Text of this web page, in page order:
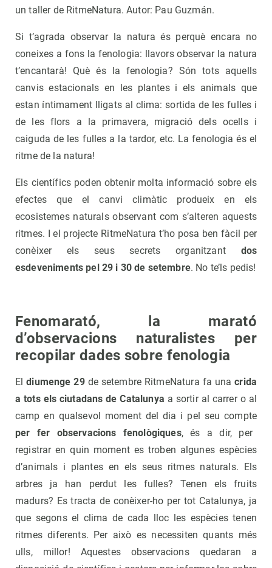
un taller de RitmeNatura. Autor: Pau Guzmán.
Si t’agrada observar la natura és perquè encara no
coneixes a fons la fenologia: llavors observar la natura
t’encantarà! Què és la fenologia? Són tots aquells
canvis estacionals en les plantes i els animals que
estan íntimament lligats al clima: sortida de les fulles i
de les flors a la primavera, migració dels ocells i
caiguda de les fulles a la tardor, etc. La fenologia és el
ritme de la natura!
Els científics poden obtenir molta informació sobre els
efectes que el canvi climàtic
produeix en els
ecosistemes naturals observant com s’alteren aquests
ritmes. I el projecte RitmeNatura t’ho posa ben fàcil per
conèixer els seus secrets organitzant dos
esdeveniments pel 29 i 30 de setembre. No te’ls pedis!
Fenomarató, la marató
d’observacions naturalistes per
recopilar dades sobre fenologia
Eldiumenge 29de setembre RitmeNatura fa unacrida
a tots els ciutadans de Catalunya a sortir al carrer o al
camp en qualsevol moment del dia i pel seu compte
per fer observacions fenològiques, és a dir, per
registrar en quin moment es troben algunes espècies
d’animals i plantes en els seus ritmes naturals. Els
arbres ja han perdut les fulles? Tenen els fruits
madurs? Es tracta de conèixer-ho per tot Catalunya, ja
que segons el clima de cada lloc les espècies tenen
ritmes diferents. Per això es necessiten quants més
ulls, millor! Aquestes observacions quedaran a